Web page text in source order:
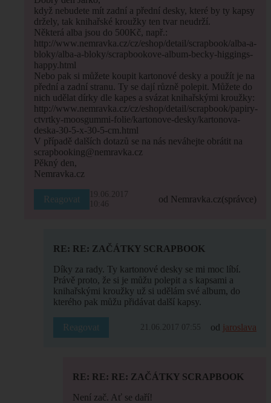
když nebudete mít zadní a přední desky, které by ty kapsy
držely, tak knihařské kroužky ten tvar neudrží.
Některá alba jsou do 500Kč, např.:
http://www.nemravka.cz/cz/eshop/detail/scrapbook/alba-a-
bloky/alba-a-bloky/scrapbookove-album-becky-higgings-
happy.html
Nebo pak si můžete koupit kartonové desky a použít je na
přední a zadní stranu. Ty se dají různě polepit. Můžete do
nich udělat dírky dle kapes a svázat knihařskými kroužky:
http://www.nemravka.cz/cz/eshop/detail/scrapbook/papiry-
ctvrtky-moosgummi-folie/kartonove-desky/kartonova-
deska-30-5-x-30-5-cm.html
V případě dalších dotazů se na nás neváhejte obrátit na
scrapbooking@nemravka.cz
Pěkný den,
Nemravka.cz
Reagovat
19.06.2017
10:46
od Nemravka.cz(správce)
RE: RE: ZAČÁTKY SCRAPBOOK
Díky za rady. Ty kartonové desky se mi moc líbí.
Právě proto, že si je můžu polepit a s kapsami a
knihařskými kroužky už si udělám své album, do
kterého pak můžu přidávat další kapsy.
Reagovat 21.06.2017 07:55 od jaroslava
RE: RE: RE: ZAČÁTKY SCRAPBOOK
Není zač. Ať se daří!